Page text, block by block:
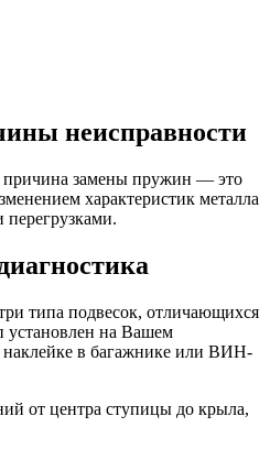
неисправности
причина замены пружин — это
характеристик металла
типа подвесок, отличающихся
установлен на Вашем
наклейке в багажнике или ВИН-
от центра ступицы до крыла,